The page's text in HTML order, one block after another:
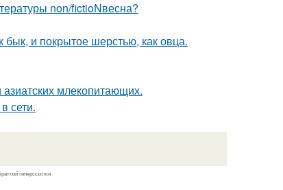
non/fictioNвесна?
и покрытое шерстью, как овца.
млекопитающих.
сети.
гиперссылки.